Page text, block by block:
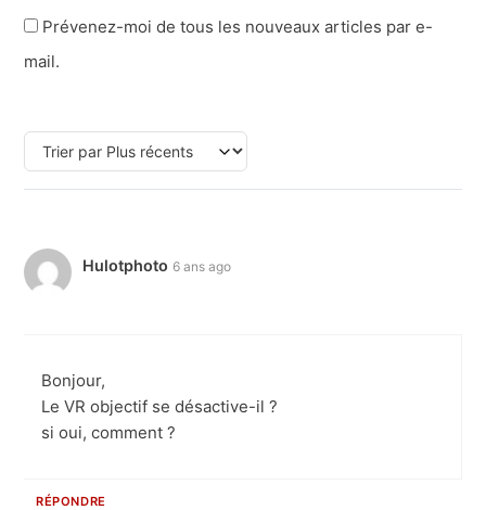
Prévenez-moi de tous les nouveaux articles par e-
mail.
Hulotphoto 6 ans ago
Bonjour,
Le VR objectif se désactive-il ?
si oui, comment ?
RÉPONDRE